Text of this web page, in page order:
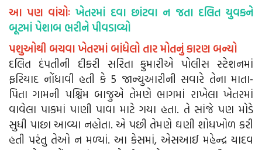
આ પણ વાંચોઃ ખેતરમાં દવા છાંટવા ન જતા દલિત યુવકને
બૂટમાં પેશાબ ભરીને પીવડાવ્યો
પશુઓથી બચવા ખેતરમાં બાંધેલો તાર મોતનું કારણ બન્યો
દલિત દંપતીની દીકરી સરિતા કુમારીએ પોલીસ સ્ટેશનમાં
ફરિયાદ નોંધાવી હતી કે 5 જાન્યુઆરીની સવારે તેના માતા-
પિતા ગામની પશ્ચિમ બાજુએ તેમણે ભાગમાં રાખેલા ખેતરમાં
વાવેલા પાકમાં પાણી પાવા માટે ગયા હતા. તે સાંજે પણ મોડે
સુધી પાછા આવ્યા નહોતા. એ પછી તેમણે ઘણી શોધખોળ કરી
હતી પરંતુ તેઓ ન મળ્યાં. આ કેસમાં, એસઆઈ મહેન્દ્ર યાદવ